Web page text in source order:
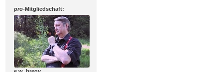
pro-Mitgliedschaft: